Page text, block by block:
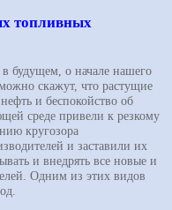
топливных
в будущем, о начале нашего
скажут, что растущие
и беспокойство об
среде привели к резкому
кругозора
и заставили их
и внедрять все новые и
Одним из этих видов